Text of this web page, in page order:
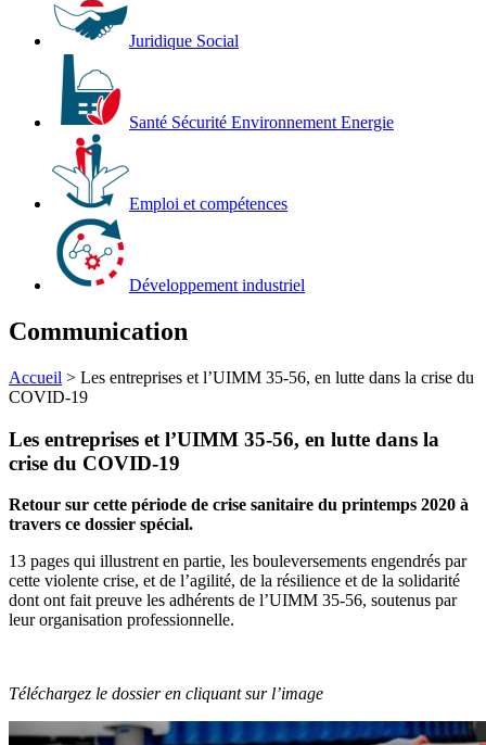
Juridique Social
Santé Sécurité Environnement Energie
Emploi et compétences
Développement industriel
Communication
Accueil > Les entreprises et l’UIMM 35-56, en lutte dans la crise du
COVID-19
Les entreprises et l’UIMM 35-56, en lutte dans la
crise du COVID-19
Retour sur cette période de crise sanitaire du printemps 2020 à
travers ce dossier spécial.
13 pages qui illustrent en partie, les bouleversements engendrés par
cette violente crise, et de l’agilité, de la résilience et de la solidarité
dont ont fait preuve les adhérents de l’UIMM 35-56, soutenus par
leur organisation professionnelle.
Téléchargez le dossier en cliquant sur l’image